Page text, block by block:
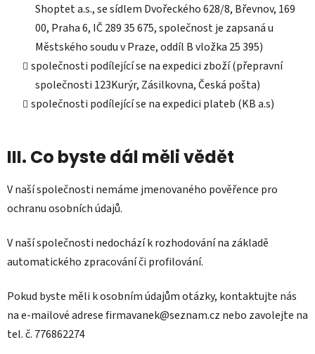
Shoptet a.s., se sídlem Dvořeckého 628/8, Břevnov, 169
00, Praha 6, IČ 289 35 675, společnost je zapsaná u
Městského soudu v Praze, oddíl B vložka 25 395)
společnosti podílející se na expedici zboží (přepravní
společnosti 123Kurýr, Zásilkovna, Česká pošta)
společnosti podílející se na expedici plateb (KB a.s)
III. Co byste dál měli vědět
V naší společnosti nemáme jmenovaného pověřence pro
ochranu osobních údajů.
V naší společnosti nedochází k rozhodování na základě
automatického zpracování či profilování.
Pokud byste měli k osobním údajům otázky, kontaktujte nás
na e-mailové adrese firmavanek@seznam.cz nebo zavolejte na
tel. č. 776862274